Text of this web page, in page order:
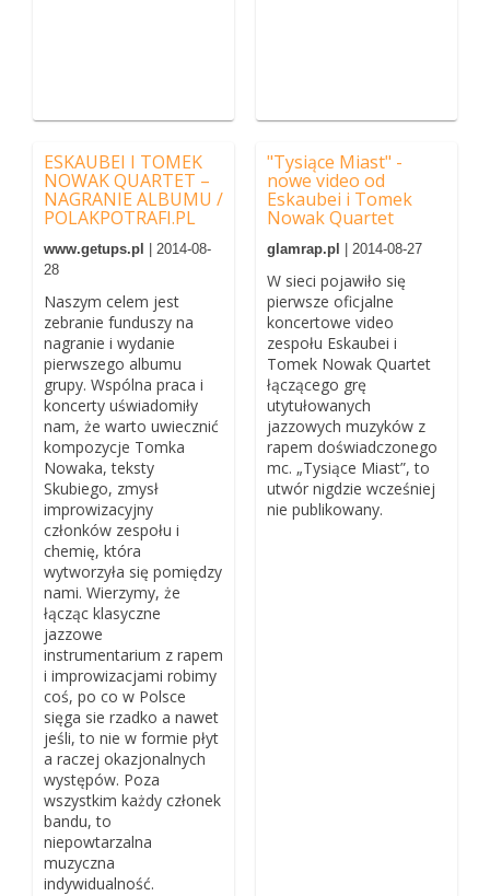
ESKAUBEI I TOMEK
NOWAK QUARTET –
NAGRANIE ALBUMU /
POLAKPOTRAFI.PL
www.getups.pl
| 2014-08-
28
Naszym celem jest
zebranie funduszy na
nagranie i wydanie
pierwszego albumu
grupy. Wspólna praca i
koncerty uświadomiły
nam, że warto uwiecznić
kompozycje Tomka
Nowaka, teksty
Skubiego, zmysł
improwizacyjny
członków zespołu i
chemię, która
wytworzyła się pomiędzy
nami. Wierzymy, że
łącząc klasyczne
jazzowe
instrumentarium z rapem
i improwizacjami robimy
coś, po co w Polsce
sięga sie rzadko a nawet
jeśli, to nie w formie płyt
a raczej okazjonalnych
występów. Poza
wszystkim każdy członek
bandu, to
niepowtarzalna
muzyczna
indywidualność.
"Tysiące Miast" -
nowe video od
Eskaubei i Tomek
Nowak Quartet
glamrap.pl | 2014-08-27
W sieci pojawiło się
pierwsze oficjalne
koncertowe video
zespołu Eskaubei i
Tomek Nowak Quartet
łączącego grę
utytułowanych
jazzowych muzyków z
rapem doświadczonego
mc. „Tysiące Miast”, to
utwór nigdzie wcześniej
nie publikowany.